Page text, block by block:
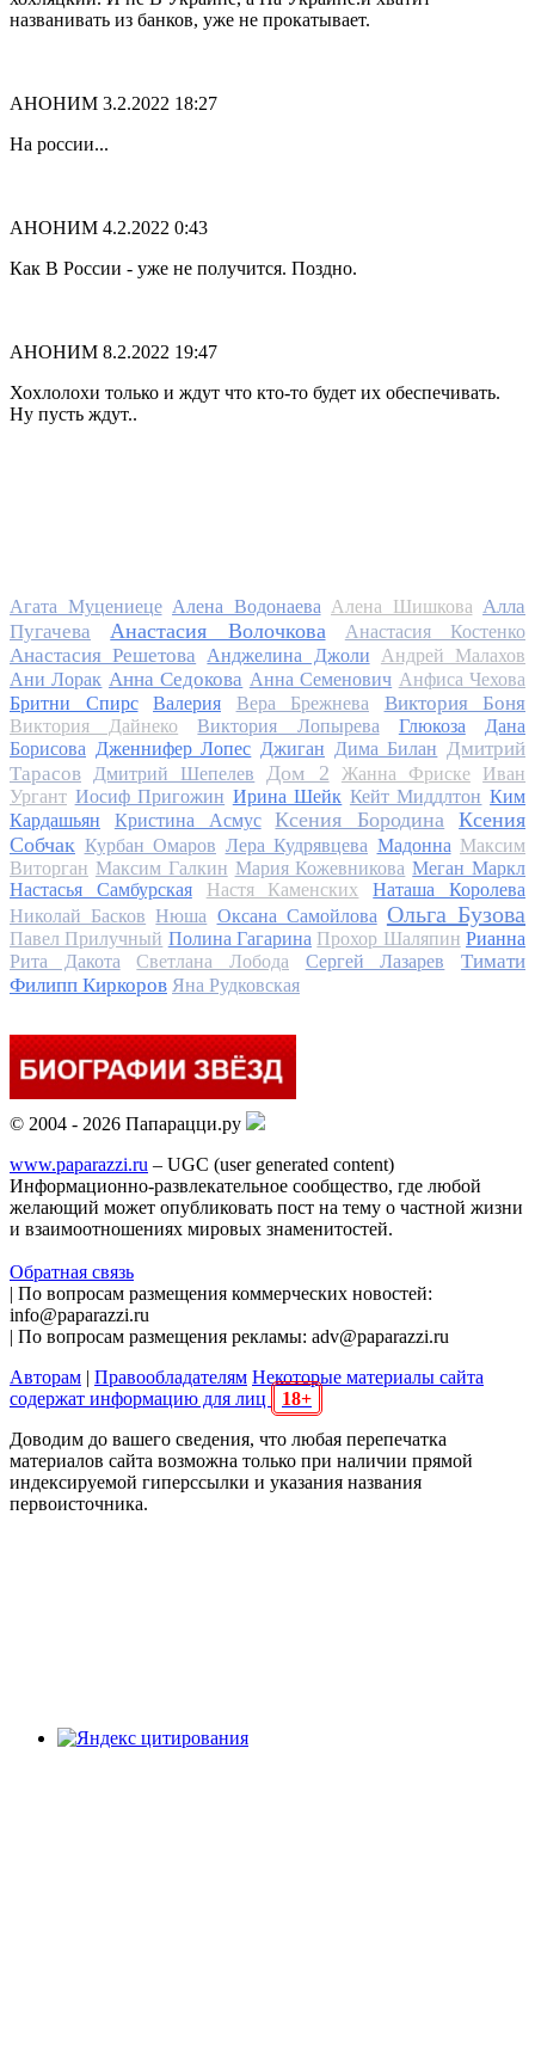
названивать из банков, уже не прокатывает.
АНОНИМ 3.2.2022 18:27
На россии...
АНОНИМ 4.2.2022 0:43
Как В России - уже не получится. Поздно.
АНОНИМ 8.2.2022 19:47
Хохлолохи только и ждут что кто-то будет их обеспечивать.
Ну пусть ждут..
Агата Муцениеце Алена Водонаева Алена Шишкова Алла
Пугачева
Анастасия Волочкова Анастасия Костенко
Анастасия Решетова Анджелина Джоли Андрей Малахов
Ани Лорак Анна Седокова Анна Семенович Анфиса Чехова
Бритни Спирс
Валерия Вера Брежнева Виктория Боня
Виктория Дайнеко Виктория Лопырева Глюкоза
Дана
Борисова Дженнифер Лопес Джиган Дима Билан Дмитрий
Тарасов Дмитрий Шепелев Дом 2 Жанна Фриске
Иван
Ургант Иосиф Пригожин Ирина Шейк Кейт Миддлтон Ким
Кардашьян
Кристина Асмус Ксения Бородина
Ксения
Собчак Курбан Омаров Лера Кудрявцева Мадонна Максим
Виторган Максим Галкин Мария Кожевникова Меган Маркл
Настасья Самбурская
Настя Каменских
Наташа Королева
Николай Басков Нюша Оксана Самойлова Ольга Бузова
Павел Прилучный Полина Гагарина Прохор Шаляпин Рианна
Рита Дакота
Светлана Лобода Сергей Лазарев
Тимати
Филипп Киркоров Яна Рудковская
© 2004 - 2026 Папарацци.ру
www.paparazzi.ru – UGC (user generated content)
Информационно-развлекательное сообщество, где любой
желающий может опубликовать пост на тему о частной жизни
и взаимоотношениях мировых знаменитостей.
Обратная связь
| По вопросам размещения коммерческих новостей:
info@paparazzi.ru
| По вопросам размещения рекламы: adv@paparazzi.ru
Авторам | Правообладателям Некоторые материалы сайта
содержат информацию для лиц
18+
Доводим до вашего сведения, что любая перепечатка
материалов сайта возможна только при наличии прямой
индексируемой гиперссылки и указания названия
первоисточника.